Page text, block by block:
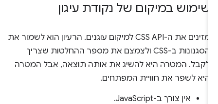
שימוש במיקום של נקודת עיגון
מזינים את ה-CSS API למיקום עוגנים. הרעיון הוא לשמור את
הסגנונות ב-CSS ולצמצם את מספר ההחלטות שצריך
לקבל. המטרה היא להשיג את אותה תוצאה, אבל המטרה
היא לשפר את חוויית המפתחים.
אין צורך ב-JavaScript.